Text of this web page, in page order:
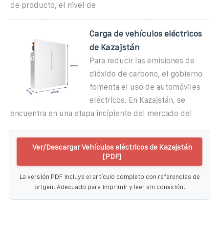
de producto, el nivel de
Carga de vehículos eléctricos
de Kazajstán
Para reducir las emisiones de
dióxido de carbono, el gobierno
fomenta el uso de automóviles
eléctricos. En Kazajstán, se
encuentra en una etapa incipiente del mercado del
Ver/Descargar Vehículos eléctricos de Kazajstán
[PDF]
La versión PDF incluye el artículo completo con referencias de
origen. Adecuado para imprimir y leer sin conexión.